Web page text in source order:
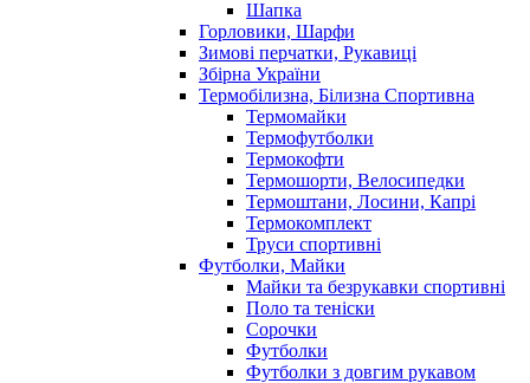
Шапка
Горловики, Шарфи
Зимові перчатки, Рукавиці
Збірна України
Термобілизна, Білизна Спортивна
Термомайки
Термофутболки
Термокофти
Термошорти, Велосипедки
Термоштани, Лосини, Капрі
Термокомплект
Труси спортивні
Футболки, Майки
Майки та безрукавки спортивні
Поло та теніски
Сорочки
Футболки
Футболки з довгим рукавом